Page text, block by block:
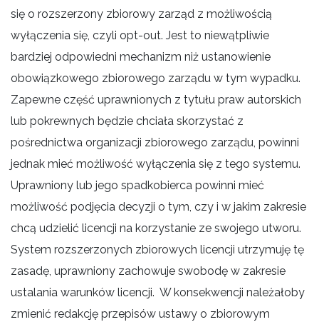
się o rozszerzony zbiorowy zarząd z możliwością
wyłączenia się, czyli opt-out. Jest to niewątpliwie
bardziej odpowiedni mechanizm niż ustanowienie
obowiązkowego zbiorowego zarządu w tym wypadku.
Zapewne część uprawnionych z tytułu praw autorskich
lub pokrewnych będzie chciała skorzystać z
pośrednictwa organizacji zbiorowego zarządu, powinni
jednak mieć możliwość wyłączenia się z tego systemu.
Uprawniony lub jego spadkobierca powinni mieć
możliwość podjęcia decyzji o tym, czy i w jakim zakresie
chcą udzielić licencji na korzystanie ze swojego utworu.
System rozszerzonych zbiorowych licencji utrzymuję tę
zasadę, uprawniony zachowuje swobodę w zakresie
ustalania warunków licencji. W konsekwencji należałoby
zmienić redakcję przepisów ustawy o zbiorowym